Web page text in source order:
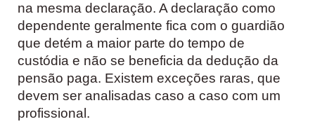
na mesma declaração. A declaração como
dependente geralmente fica com o guardião
que detém a maior parte do tempo de
custódia e não se beneficia da dedução da
pensão paga. Existem exceções raras, que
devem ser analisadas caso a caso com um
profissional.